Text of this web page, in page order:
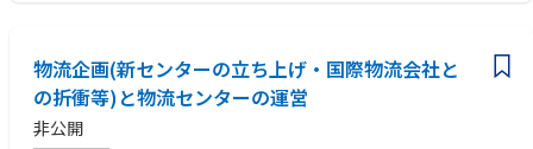
・GMP、ICHガイダンス、薬事関連に関する知識
・海外企業とのアライアンス・共同プロジェクト経験
・プロジェクトマネジメントの観点経験
・ビジネスレベルの英語力
物流企画(新センターの立ち上げ・国際物流会社と
の折衝等)と物流センターの運営
非公開